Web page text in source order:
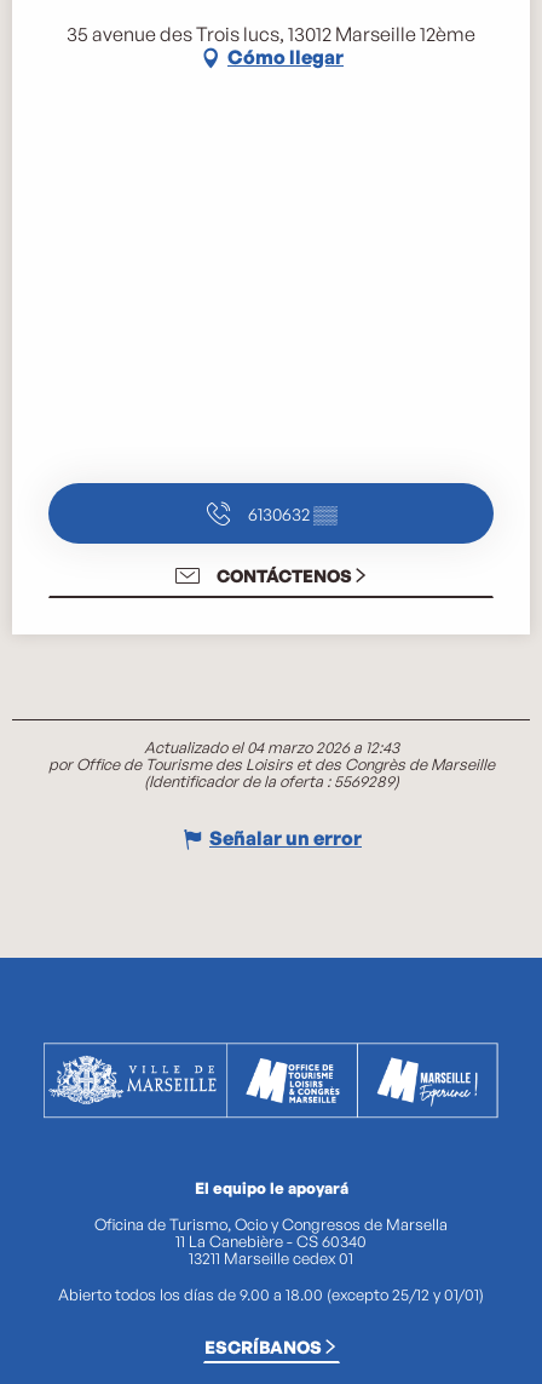
35 avenue des Trois lucs, 13012 Marseille 12ème
Cómo llegar
6130632▒▒
CONTÁCTENOS
Actualizado el 04 marzo 2026 a 12:43
por Office de Tourisme des Loisirs et des Congrès de Marseille
(Identificador de la oferta :5569289)
Señalar un error
El equipo le apoyará
Oficina de Turismo, Ocio y Congresos de Marsella
11 La Canebière - CS 60340
13211 Marseille cedex 01
Abierto todos los días de 9.00 a 18.00 (excepto 25/12 y 01/01)
ESCRÍBANOS